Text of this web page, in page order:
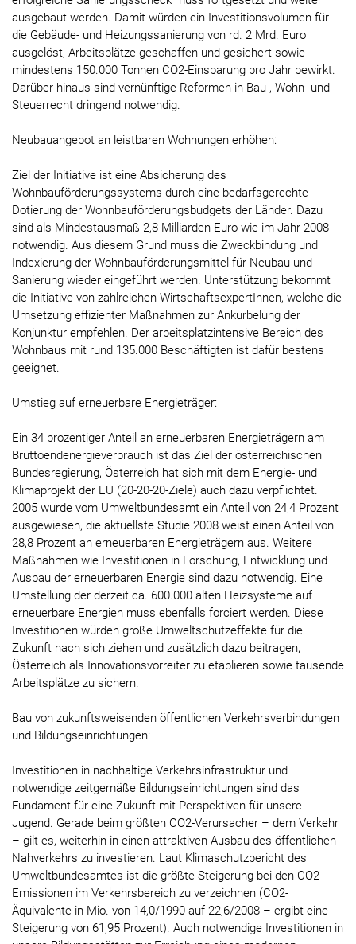
ausgebaut werden. Damit würden ein Investitionsvolumen für
die Gebäude- und Heizungssanierung von rd. 2 Mrd. Euro
ausgelöst, Arbeitsplätze geschaffen und gesichert sowie
mindestens 150.000 Tonnen CO2-Einsparung pro Jahr bewirkt.
Darüber hinaus sind vernünftige Reformen in Bau-, Wohn- und
Steuerrecht dringend notwendig.
Neubauangebot an leistbaren Wohnungen erhöhen:
Ziel der Initiative ist eine Absicherung des
Wohnbauförderungssystems durch eine bedarfsgerechte
Dotierung der Wohnbauförderungsbudgets der Länder. Dazu
sind als Mindestausmaß 2,8 Milliarden Euro wie im Jahr 2008
notwendig. Aus diesem Grund muss die Zweckbindung und
Indexierung der Wohnbauförderungsmittel für Neubau und
Sanierung wieder eingeführt werden. Unterstützung bekommt
die Initiative von zahlreichen WirtschaftsexpertInnen, welche die
Umsetzung effizienter Maßnahmen zur Ankurbelung der
Konjunktur empfehlen. Der arbeitsplatzintensive Bereich des
Wohnbaus mit rund 135.000 Beschäftigten ist dafür bestens
geeignet.
Umstieg auf erneuerbare Energieträger:
Ein 34 prozentiger Anteil an erneuerbaren Energieträgern am
Bruttoendenergieverbrauch ist das Ziel der österreichischen
Bundesregierung, Österreich hat sich mit dem Energie- und
Klimaprojekt der EU (20-20-20-Ziele) auch dazu verpflichtet.
2005 wurde vom Umweltbundesamt ein Anteil von 24,4 Prozent
ausgewiesen, die aktuellste Studie 2008 weist einen Anteil von
28,8 Prozent an erneuerbaren Energieträgern aus. Weitere
Maßnahmen wie Investitionen in Forschung, Entwicklung und
Ausbau der erneuerbaren Energie sind dazu notwendig. Eine
Umstellung der derzeit ca. 600.000 alten Heizsysteme auf
erneuerbare Energien muss ebenfalls forciert werden. Diese
Investitionen würden große Umweltschutzeffekte für die
Zukunft nach sich ziehen und zusätzlich dazu beitragen,
Österreich als Innovationsvorreiter zu etablieren sowie tausende
Arbeitsplätze zu sichern.
Bau von zukunftsweisenden öffentlichen Verkehrsverbindungen
und Bildungseinrichtungen:
Investitionen in nachhaltige Verkehrsinfrastruktur und
notwendige zeitgemäße Bildungseinrichtungen sind das
Fundament für eine Zukunft mit Perspektiven für unsere
Jugend. Gerade beim größten CO2-Verursacher – dem Verkehr
– gilt es, weiterhin in einen attraktiven Ausbau des öffentlichen
Nahverkehrs zu investieren. Laut Klimaschutzbericht des
Umweltbundesamtes ist die größte Steigerung bei den CO2-
Emissionen im Verkehrsbereich zu verzeichnen (CO2-
Äquivalente in Mio. von 14,0/1990 auf 22,6/2008 – ergibt eine
Steigerung von 61,95 Prozent). Auch notwendige Investitionen in